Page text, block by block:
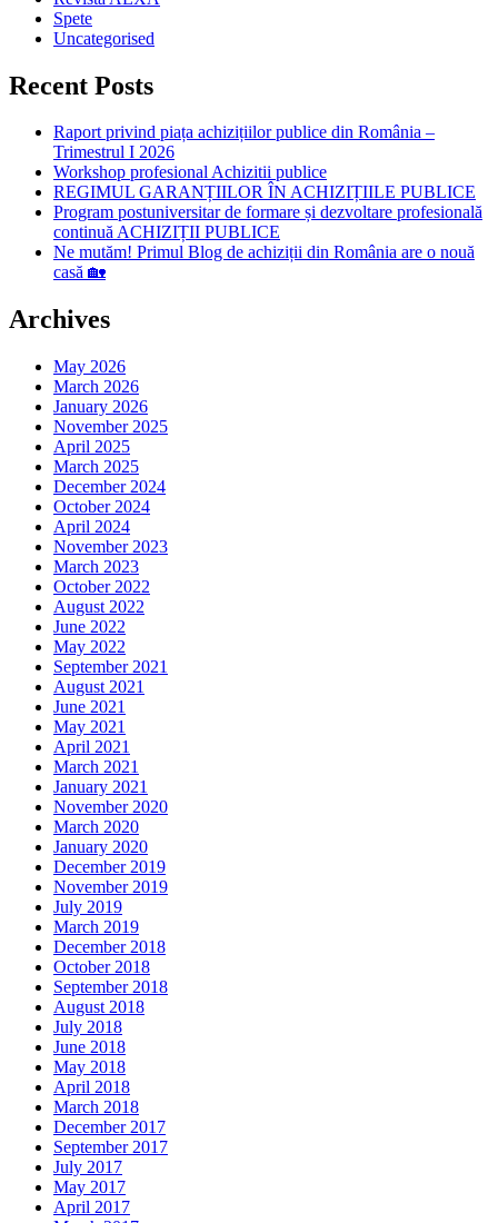
Spete
Uncategorised
Recent Posts
Raport privind piața achizițiilor publice din România –
Trimestrul I 2026
Workshop profesional Achizitii publice
REGIMUL GARANȚIILOR ÎN ACHIZIȚIILE PUBLICE
Program postuniversitar de formare și dezvoltare profesională
continuă ACHIZIȚII PUBLICE
Ne mutăm! Primul Blog de achiziții din România are o nouă
casă 🏡
Archives
May 2026
March 2026
January 2026
November 2025
April 2025
March 2025
December 2024
October 2024
April 2024
November 2023
March 2023
October 2022
August 2022
June 2022
May 2022
September 2021
August 2021
June 2021
May 2021
April 2021
March 2021
January 2021
November 2020
March 2020
January 2020
December 2019
November 2019
July 2019
March 2019
December 2018
October 2018
September 2018
August 2018
July 2018
June 2018
May 2018
April 2018
March 2018
December 2017
September 2017
July 2017
May 2017
April 2017